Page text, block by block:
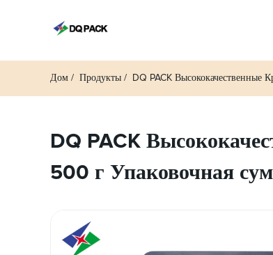
Дом Продукты DQ PACK
DQ PACK
500 г Упаковочная